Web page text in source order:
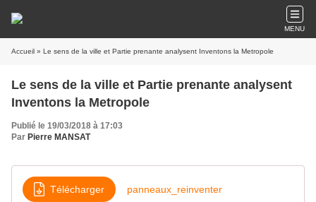
MENU
Accueil » Le sens de la ville et Partie prenante analysent Inventons la Metropole
Le sens de la ville et Partie prenante analysent
Inventons la Metropole
Publié le 19/03/2018 à 17:03
Par Pierre MANSAT
Télécharger panneaux_reinventer